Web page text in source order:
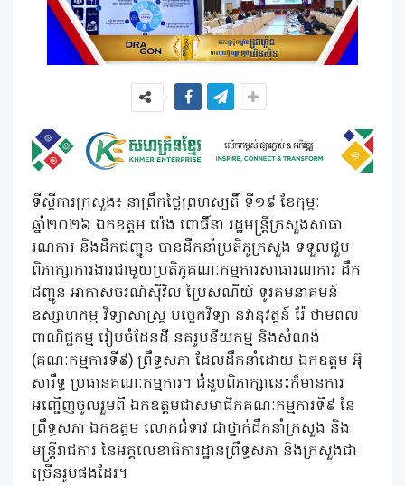
ទីស្ដីការក្រសួង៖ នាព្រឹកថ្ងៃព្រហស្បតិ៍ ទី១៩ ខែកុម្ភៈ
ឆ្នាំ២០២៦ ឯកឧត្តម ប៉េង ពោធិ៍នា រដ្ឋមន្រ្តីក្រសួងសាធា
រណការ និងដឹកជញ្ជូន បានដឹកនាំប្រតិភូក្រសួង ទទួលជួប
ពិភាក្សាការងារជាមួយប្រតិភូគណៈកម្មការសាធារណការ ដឹក
ជញ្ជូន អាកាសចរណ៍ស៊ីវិល ប្រៃសណីយ៍ ទូរគមនាគមន៍
ឧស្សាហកម្ម វិទ្យាសាស្ត្រ បច្ចេកវិទ្យា នវានុវត្តន៍ រ៉ែ ថាមពល
ពាណិជ្ជកម្ម រៀបចំដែនដី នគរូបនីយកម្ម និងសំណង់
(គណៈកម្មការទី៩) ព្រឹទ្ធសភា ដែលដឹកនាំដោយ ឯកឧត្តម អ៊ុ
សារឹទ្ធ ប្រធានគណៈកម្មការ។ ជំនួបពិភាក្សានេះក៏មានការ
អញ្ជើញចូលរួមពី ឯកឧត្តមជាសមាជិកគណៈកម្មការទី៩ នៃ
ព្រឹទ្ធសភា ឯកឧត្តម លោកជំទាវ ជាថ្នាក់ដឹកនាំក្រសួង និង
មន្ត្រីរាជការ នៃអគ្គលេខាធិការដ្ឋានព្រឹទ្ធសភា និងក្រសួងជា
ច្រើនរូបផងដែរ។